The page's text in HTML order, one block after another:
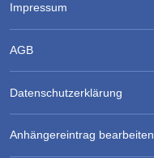
Impressum
AGB
Datenschutzerklärung
Anhängereintrag bearbeiten